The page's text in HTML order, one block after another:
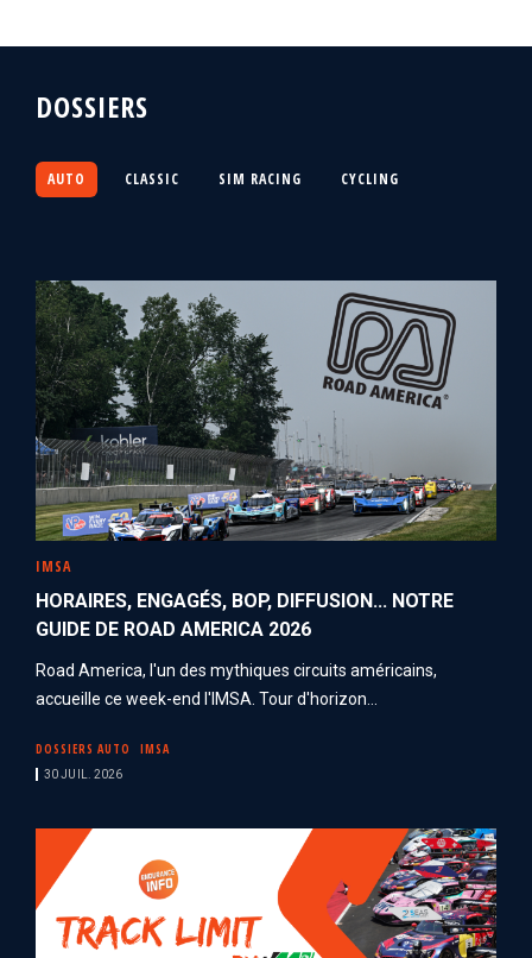
DOSSIERS
AUTO CLASSIC SIM RACING CYCLING
IMSA
HORAIRES, ENGAGÉS, BOP, DIFFUSION... NOTRE
GUIDE DE ROAD AMERICA 2026
Road America, l'un des mythiques circuits américains,
accueille ce week-end l'IMSA. Tour d'horizon...
DOSSIERS AUTO IMSA
30 JUIL. 2026